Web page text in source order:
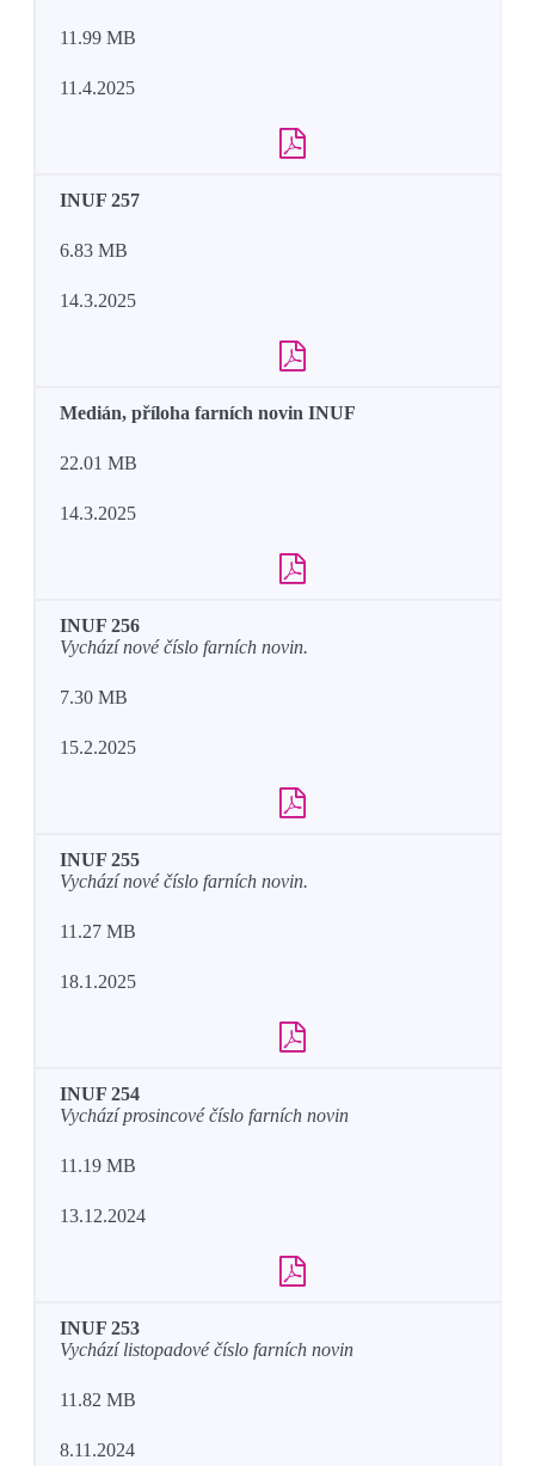
11.99 MB
11.4.2025
INUF 257
6.83 MB
14.3.2025
Medián, příloha farních novin INUF
22.01 MB
14.3.2025
INUF 256
Vychází nové číslo farních novin.
7.30 MB
15.2.2025
INUF 255
Vychází nové číslo farních novin.
11.27 MB
18.1.2025
INUF 254
Vychází prosincové číslo farních novin
11.19 MB
13.12.2024
INUF 253
Vychází listopadové číslo farních novin
11.82 MB
8.11.2024